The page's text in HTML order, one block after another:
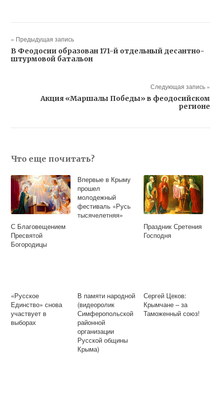
« Предыдущая запись
В Феодосии образован 171-й отдельный десантно-
штурмовой батальон
Следующая запись »
Акция «Маршалы Победы» в феодосийском
регионе
Что еще почитать?
С Благовещением
Пресвятой
Богородицы
Впервые в Крыму
прошел
молодежный
фестиваль «Русь
тысячелетняя»
Праздник Сретения
Господня
«Русское
Единство» снова
участвует в
выборах
В памяти народной
(видеоролик
Симферопольской
районной
организации
Русской общины
Крыма)
Сергей Цеков:
Крымчане – за
Таможенный союз!